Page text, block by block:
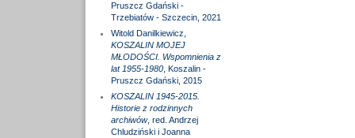
Pruszcz Gdański -
Trzebiatów - Szczecin, 2021
Witold Danilkiewicz,
KOSZALIN MOJEJ
MŁODOŚCI. Wspomnienia z
lat 1955-1980, Koszalin -
Pruszcz Gdański, 2015
KOSZALIN 1945-2015.
Historie z rodzinnych
archiwów, red. Andrzej
Chludziński i Joanna